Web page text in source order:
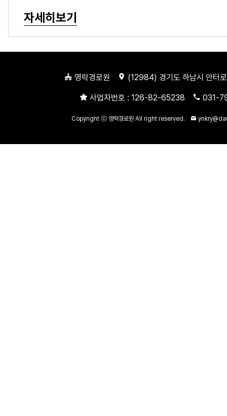
자세히보기
영락경로원 (12984) 경기도 하남시 안
사업자번호 : 126-82-65238 031-
Copyright ⓒ 영락경로원 All right reserved.